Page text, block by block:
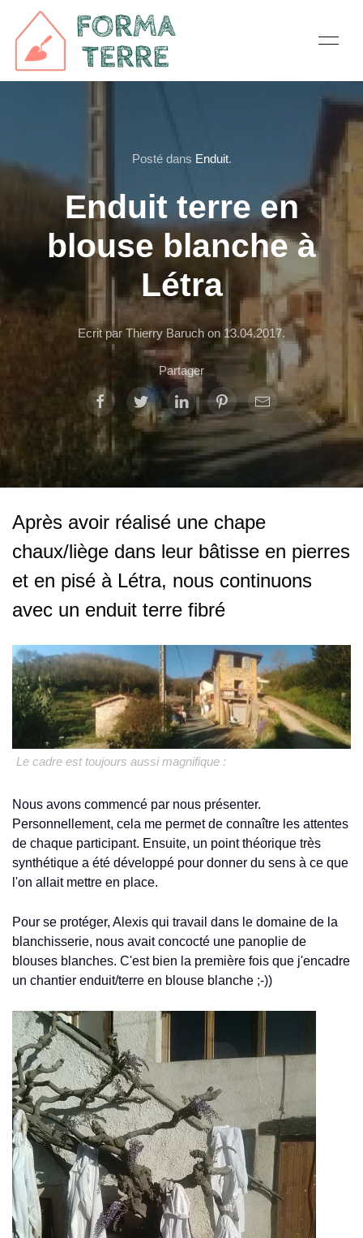
Posté dans Enduit.
Enduit terre en
blouse blanche à
Létra
Ecrit par Thierry Baruch on 13.04.2017.
Partager
Après avoir réalisé une chape
chaux/liège dans leur bâtisse en pierres
et en pisé à Létra, nous continuons
avec un enduit terre fibré
Le cadre est toujours aussi magnifique :
Nous avons commencé par nous présenter.
Personnellement, cela me permet de connaître les attentes
de chaque participant. Ensuite, un point théorique très
synthétique a été développé pour donner du sens à ce que
l'on allait mettre en place.
Pour se protéger, Alexis qui travail dans le domaine de la
blanchisserie, nous avait concocté une panoplie de
blouses blanches. C'est bien la première fois que j'encadre
un chantier enduit/terre en blouse blanche ;-))